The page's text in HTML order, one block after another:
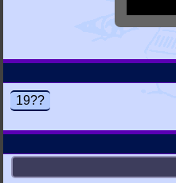
19??